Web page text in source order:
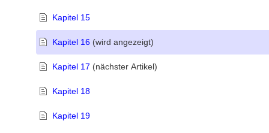
Kapitel 15
Kapitel 16 (wird angezeigt)
Kapitel 17 (nächster Artikel)
Kapitel 18
Kapitel 19